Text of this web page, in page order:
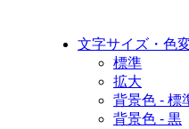
文字サイズ・色
標準
拡大
背景色 - 標
背景色 - 黒